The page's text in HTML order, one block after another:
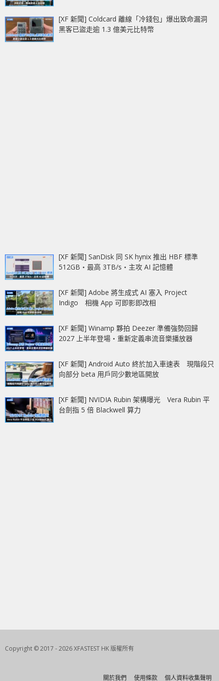
[XF 新聞] Coldcard 離線「冷錢包」爆出致命漏洞
黑客已盜走逾 1.3 億美元比特幣
[XF 新聞] SanDisk 同 SK hynix 推出 HBF 標準
512GB‧最高 3TB/s‧主攻 AI 記憶體
[XF 新聞] Adobe 將生成式 AI 塞入 Project
Indigo 相機 App 可即影即改相
[XF 新聞] Winamp 夥拍 Deezer 準備強勢回歸
2027 上半年登場‧重新定義串流音樂播放器
[XF 新聞] Android Auto 終於加入車速表 現階段只
向部分 beta 用戶同少數地區開放
[XF 新聞] NVIDIA Rubin 架構曝光 Vera Rubin 平
台劍指 5 倍 Blackwell 算力
Copyright © 2017 - 2026 XFASTEST HK 版權所有
關於我們 使用條款 個人資料收集聲明